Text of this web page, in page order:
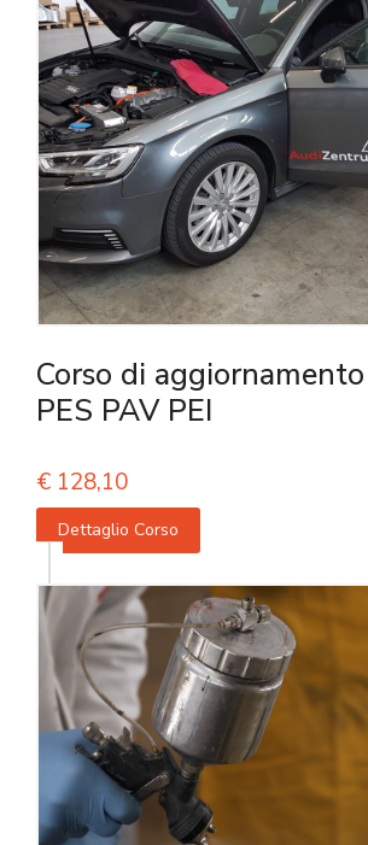
Corso di
PES PAV PEI
€ 128,10
Dettaglio Corso